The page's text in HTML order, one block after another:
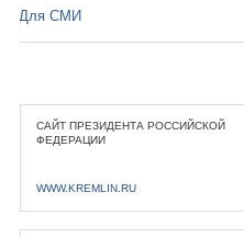
Для СМИ
САЙТ ПРЕЗИДЕНТА РОССИЙСКОЙ
ФЕДЕРАЦИИ
WWW.KREMLIN.RU